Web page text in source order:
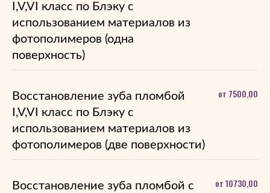
I,V,VI класс по Блэку с
использованием материалов из
фотополимеров (одна
поверхность)
Восстановление зуба пломбой
I,V,VI класс по Блэку с
использованием материалов из
фотополимеров (две поверхности)
от 7500,00
Восстановление зуба пломбой с
от 10730,00